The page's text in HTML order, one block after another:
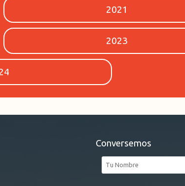
2021
2023
Conversemos
nombre*